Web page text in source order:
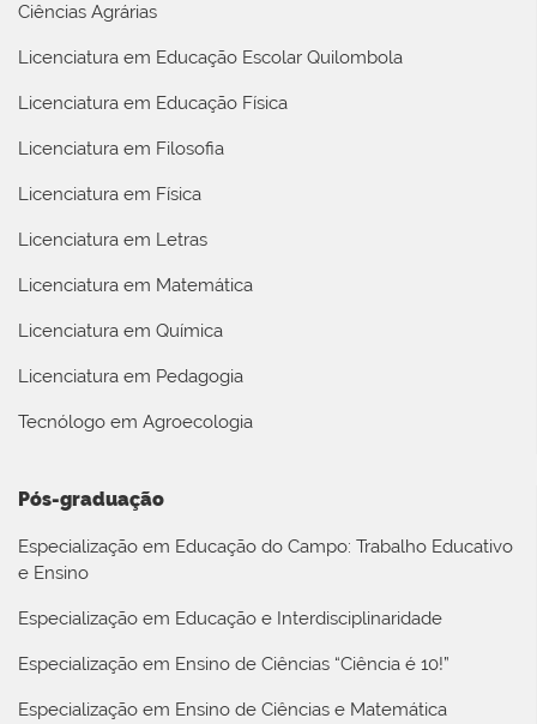
Ciências Agrárias
Licenciatura em Educação Escolar Quilombola
Licenciatura em Educação Física
Licenciatura em Filosofia
Licenciatura em Física
Licenciatura em Letras
Licenciatura em Matemática
Licenciatura em Química
Licenciatura em Pedagogia
Tecnólogo em Agroecologia
Pós-graduação
Especialização em Educação do Campo: Trabalho Educativo
e Ensino
Especialização em Educação e Interdisciplinaridade
Especialização em Ensino de Ciências “Ciência é 10!”
Especialização em Ensino de Ciências e Matemática